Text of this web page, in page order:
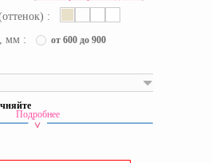
:
мм :
от 600 до 900
каркаса ЛДСП
Подробнее